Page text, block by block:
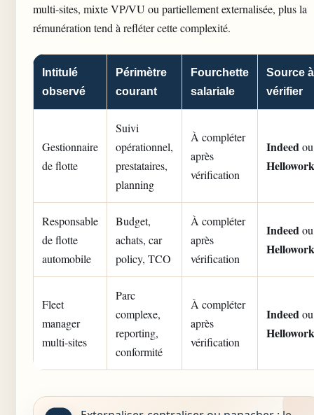
multi-sites, mixte VP/VU ou partiellement externalisée, plus la
rémunération tend à refléter cette complexité.
Intitulé
observé
Périmètre
courant
Fourchette
salariale
Source à
vérifier
Gestionnaire
de flotte
Suivi
opérationnel,
prestataires,
planning
À compléter
après
vérification
Indeedou
Hellowork
Responsable
de flotte
automobile
Budget,
achats, car
policy, TCO
À compléter
après
vérification
Indeedou
Hellowork
Fleet
manager
multi-sites
Parc
complexe,
reporting,
conformité
À compléter
après
vérification
Indeedou
Hellowork